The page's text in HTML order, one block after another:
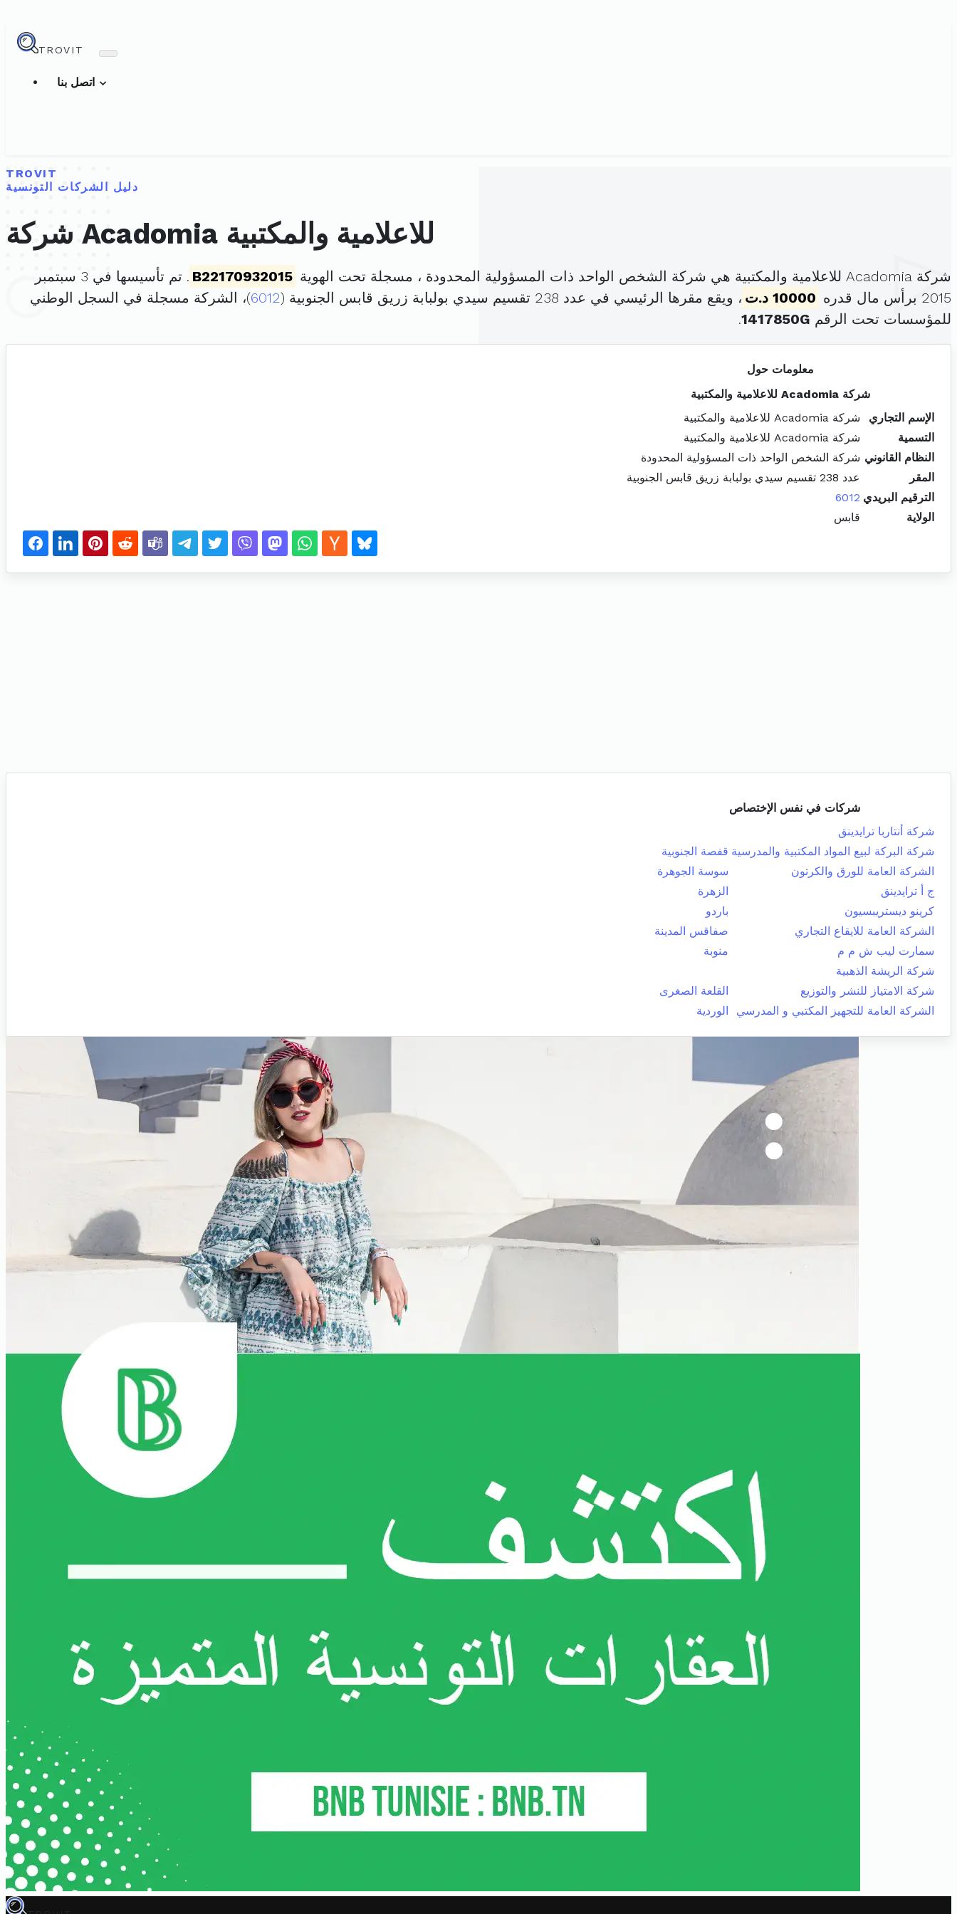
TROVIT
TROVIT
دليل الشركات التونسية
شركة Acadomia للاعلامية والمكتبية
شركة Acadomia للاعلامية والمكتبية هي شركة الشخص الواحد ذات المسؤولية المحدودة ، مسجلة تحت الهوية B22170932015
. تم تأسيسها في 3 سبتمبر
2015 برأس مال قدره
10000 د.ت ، ويقع مقرها الرئيسي في عدد 238 تقسيم سيدي بولبابة زريق قابس الجنوبية ( 6012)، الشركة مسجلة في السجل الوطني
للمؤسسات تحت الرقم 1417850G
.
معلومات حول
شركة Acadomia للاعلامية والمكتبية
الإسم التجاري
شركة Acadomia للاعلامية والمكتبية
التسمية
شركة Acadomia للاعلامية والمكتبية
النظام القانوني شركة الشخص الواحد ذات المسؤولية المحدودة
المقر
عدد 238 تقسيم سيدي بولبابة زريق قابس الجنوبية
الترقيم البريدي 6012
الولاية
قابس
شركات في نفس الإختصاص
شركة أنتاربا ترايدينق
شركة البركة لبيع المواد المكتبية والمدرسية قفصة الجنوبية
الشركة العامة للورق والكرتون
سوسة الجوهرة
ج أ ترايدينق
الزهرة
كرينو ديستريبسيون
باردو
الشركة العامة للايقاع التجاري
صفاقس المدينة
سمارت ليب ش م م
منوبة
شركة الريشة الذهبية
شركة الامتياز للنشر والتوزيع
القلعة الصغرى
الشركة العامة للتجهيز المكتبي و المدرسي
الوردية